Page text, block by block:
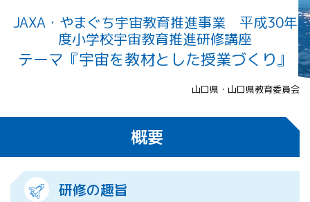
した教育実
践例
体験的学
習機会の
APRSAF（ア
ジア太平洋
JAXA・やまぐち宇宙教育推進事業 平成30年
度小学校宇宙教育推進研修講座
テーマ『宇宙を教材とした授業づくり』
山口県・山口県教育委員会
概要
研修の趣旨